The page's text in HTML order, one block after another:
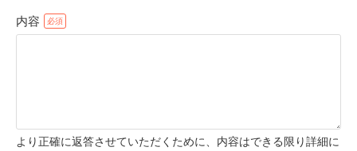
内容
より正確に返答させていただくために、内容はできる限り詳細に